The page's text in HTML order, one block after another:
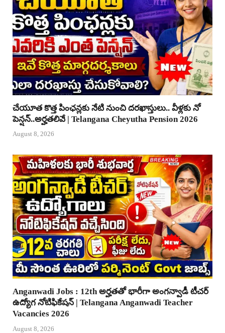
చేయూత కొత్త పింఛన్లకు నేటి నుంచి దరఖాస్తులు.. వీళ్లకు నో
పెన్షన్..అర్హతలివే | Telangana Cheyutha Pension 2026
August 8, 2026
Anganwadi Jobs : 12th అర్హతతో భారీగా అంగన్వాడీ టీచర్
ఉద్యోగ నోటిఫికేషన్ | Telangana Anganwadi Teacher
Vacancies 2026
August 8, 2026